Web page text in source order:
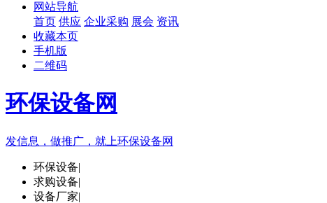
网站导航
首页 供应 企业采购 展会 资讯
收藏本页
手机版
二维码
环保设备网
发信息，做推广，就上环保设备网
环保设备|
求购设备|
设备厂家|